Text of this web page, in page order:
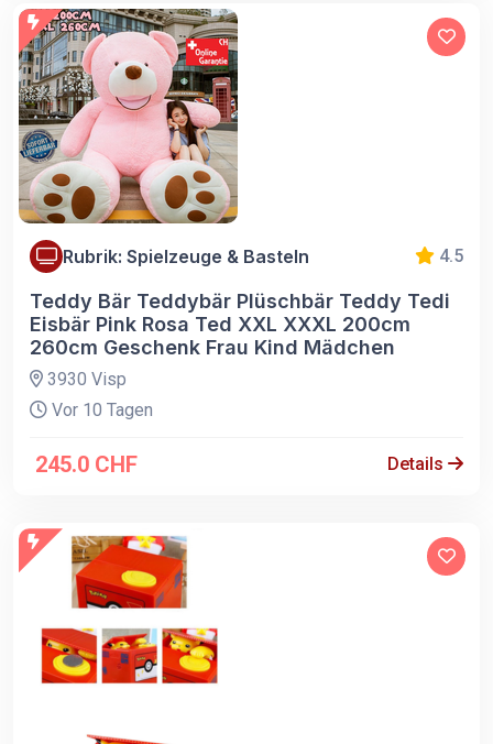
Rubrik: Spielzeuge & Basteln 4.5
Teddy Bär Teddybär Plüschbär Teddy Tedi
Eisbär Pink Rosa Ted XXL XXXL 200cm
260cm Geschenk Frau Kind Mädchen
3930 Visp
Vor 10 Tagen
245.0 CHF Details